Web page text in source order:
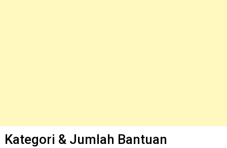
Kategori & Jumlah Bantuan